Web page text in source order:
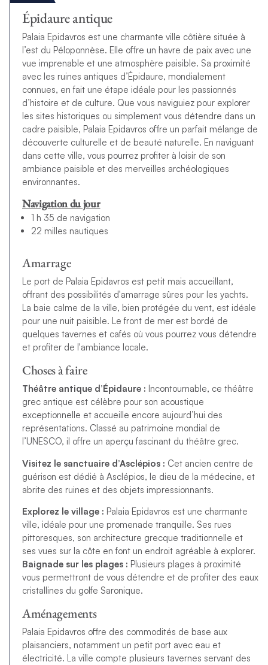
Épidaure antique
Palaia Epidavros est une charmante ville côtière située à
l’est du Péloponnèse. Elle offre un havre de paix avec une
vue imprenable et une atmosphère paisible. Sa proximité
avec les ruines antiques d’Épidaure, mondialement
connues, en fait une étape idéale pour les passionnés
d’histoire et de culture. Que vous naviguiez pour explorer
les sites historiques ou simplement vous détendre dans un
cadre paisible, Palaia Epidavros offre un parfait mélange de
découverte culturelle et de beauté naturelle. En naviguant
dans cette ville, vous pourrez profiter à loisir de son
ambiance paisible et des merveilles archéologiques
environnantes.
Navigation du jour
1 h 35 de navigation
22 milles nautiques
Amarrage
Le port de Palaia Epidavros est petit mais accueillant,
offrant des possibilités d'amarrage sûres pour les yachts.
La baie calme de la ville, bien protégée du vent, est idéale
pour une nuit paisible. Le front de mer est bordé de
quelques tavernes et cafés où vous pourrez vous détendre
et profiter de l'ambiance locale.
Choses à faire
Théâtre antique d’Épidaure : Incontournable, ce théâtre
grec antique est célèbre pour son acoustique
exceptionnelle et accueille encore aujourd’hui des
représentations. Classé au patrimoine mondial de
l’UNESCO, il offre un aperçu fascinant du théâtre grec.
Visitez le sanctuaire d’Asclépios : Cet ancien centre de
guérison est dédié à Asclépios, le dieu de la médecine, et
abrite des ruines et des objets impressionnants.
Explorez le village : Palaia Epidavros est une charmante
ville, idéale pour une promenade tranquille. Ses rues
pittoresques, son architecture grecque traditionnelle et
ses vues sur la côte en font un endroit agréable à explorer.
Baignade sur les plages : Plusieurs plages à proximité
vous permettront de vous détendre et de profiter des eaux
cristallines du golfe Saronique.
Aménagements
Palaia Epidavros offre des commodités de base aux
plaisanciers, notamment un petit port avec eau et
électricité. La ville compte plusieurs tavernes servant des